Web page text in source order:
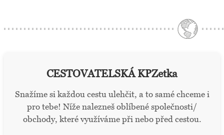
CESTOVATELSKÁ KPZetka
Snažíme si každou cestu ulehčit, a to samé chceme i
pro tebe! Níže nalezneš oblíbené společnosti/
obchody, které využíváme při nebo před cestou.